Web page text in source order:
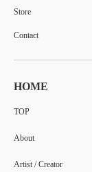
Store
Contact
HOME
TOP
About
Artist / Creator